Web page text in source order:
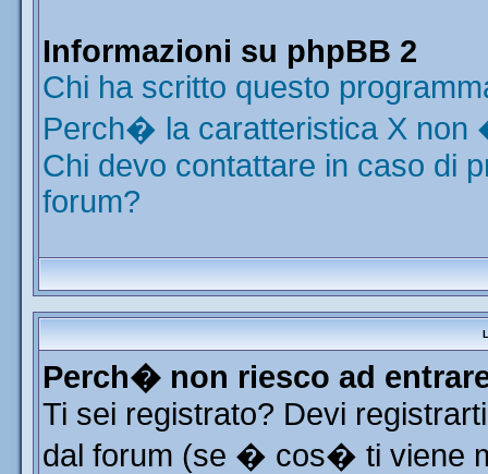
Informazioni su phpBB 2
Chi ha scritto questo
Perch� la caratteristica X non
Chi devo contattare in caso di
forum?
Perch� non riesco ad
Ti sei registrato? Devi
dal forum (se � cos� ti viene